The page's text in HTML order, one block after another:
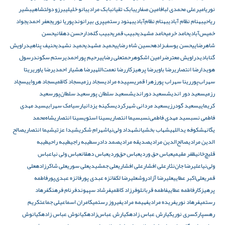
نوریامیرعلی محمدی لبافامین صفاریبابک تقیانبابک مرادیبانو خلیلیبرزو دولتشاهیبشیر
ریاحیبهنام نظام آبادیبهنام نظام‌آبادیبهنود رستمیپری بیرانوندپوریا نوریجعفر احمدیجواد
خمیس‌آبادیحامد خرمیحامد مشهدیحبیب قمریحبیب گله‌دارحسن دهقانیحسن
شاهرضاییحسن یوسف‌زادهحسین شاه رضاییحمید مشهدیحمید نشهدیحنيف پناهیدراویش
گنابادیدراویش معترضرامین اشکوهرحمتعلی رضاییرحیم پوراحمدیرستم سگوندرسول
هویدارضا انتصاریرضا باویرضا پرهیزکاررضا نعمت‌اللهیرضا هشیار احمدیرضا یاوریریتا
سهراب‌پوررینا سهراب پورزهرا قمریسپیده مرادیسجاد رزمیسجاد کاظمیسجاد هرواییسچاد
رزمیسعید دور اندیشسعید دوراندیشسعید سلطان پورسعید سلطان‌پورسعید
کریماییسعید گودرزیسعید مردانی شهرکردیسکینه یزدانیارسیامک سهرابیسید مهدی
فاطمی نسبسید مهدی فاطمی‌نسبسیما انتصاریسینا استویسینا انتصاریشاه‌محمد
یگانهشکوفه یداللهیشهاب بخشیانشهداد ولی‌نیاشهرام شکریشیدا عزتیشیما انتصاریصالح
الدین مرادیصالح‌الدین مرادیصدیقه مرادیصمد دادرسطیبه راجیطیبه راحیطیبه
قلیچ‌خانیظفر مقیمیعباس حق وردیعباس حق‌وردیعباس دهقانعباس ولی نیاعباس
ولی‌نیاعليرضا جان‌نثارعلی افشارعلی افشاریعلی جمشیدیعلی سوریعلی شاکرزادهعلی
قمریعلی‌اکبر عطاییعلیرضا آزادروشعلیرضا لکفائزه عبدی پورفائزه عبدی‌پورفاطمه
پرهیزکارفاطمه عطاییفاطمه قربانلوفرزاد کاظمیفرشاد سپهوندفرنام فرهنگفرهاد
رستمیفرهاد نوریفریده مرادیفهیمه مرادیفیروز رستمیکامران اسماعیلی جماعتکریم
رهسپارکسری نوریکیارش عباس زادهکیارش عباس‌زادهکیانوش عباس زادهکیانوش